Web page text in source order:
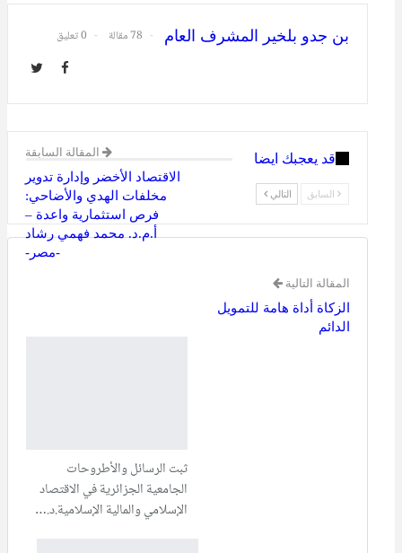
بن جدو بلخير المشرف العام 78 مقالة 0 تعليق
المقالة السابقة
الاقتصاد الأخضر وإدارة تدوير
مخلفات الهدي والأضاحي:
فرص استثمارية واعدة –
أ.م.د. محمد فهمي رشاد
-مصر-
المقالة التالية
الزكاة أداة هامة للتمويل
الدائم
قد يعجبك ايضا
ثبت الرسائل والأطروحات
الجامعية الجزائرية في الاقتصاد
الإسلامي والمالية الإسلامية.د.…
السابق التالي